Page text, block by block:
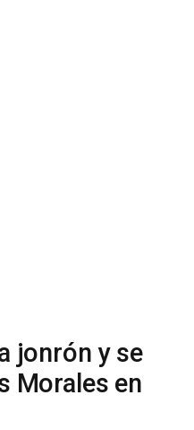
jonrón y se
Morales en